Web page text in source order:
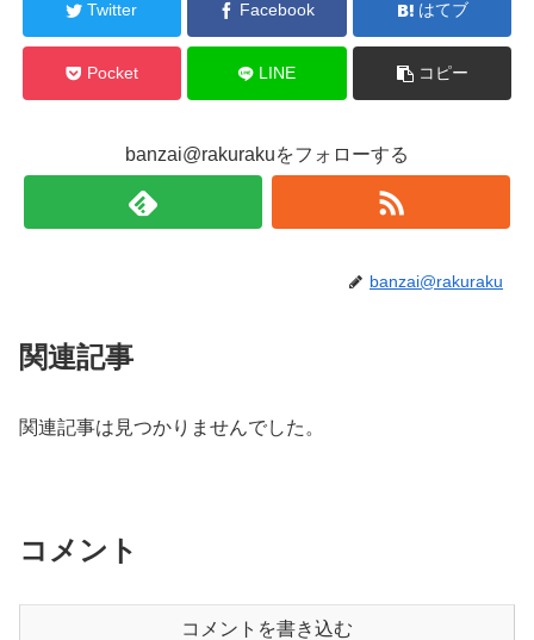
Twitter Facebook はてブ
Pocket LINE コピー
banzai@rakurakuをフォローする
banzai@rakuraku
関連記事
関連記事は見つかりませんでした。
コメント
コメントを書き込む